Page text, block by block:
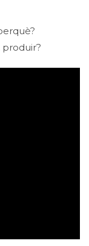
produir?